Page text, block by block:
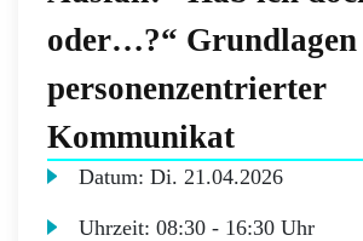
oder…?“ Grundlagen
personenzentrierter
Kommunikat
Datum:Di. 21.04.2026
Uhrzeit:08:30 - 16:30 Uhr